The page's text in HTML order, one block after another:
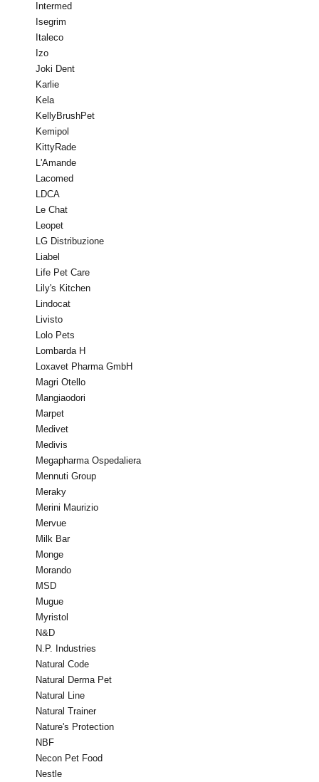
Intermed
Isegrim
Italeco
Izo
Joki Dent
Karlie
Kela
KellyBrushPet
Kemipol
KittyRade
L'Amande
Lacomed
LDCA
Le Chat
Leopet
LG Distribuzione
Liabel
Life Pet Care
Lily's Kitchen
Lindocat
Livisto
Lolo Pets
Lombarda H
Loxavet Pharma GmbH
Magri Otello
Mangiaodori
Marpet
Medivet
Medivis
Megapharma Ospedaliera
Mennuti Group
Meraky
Merini Maurizio
Mervue
Milk Bar
Monge
Morando
MSD
Mugue
Myristol
N&D
N.P. Industries
Natural Code
Natural Derma Pet
Natural Line
Natural Trainer
Nature's Protection
NBF
Necon Pet Food
Nestle